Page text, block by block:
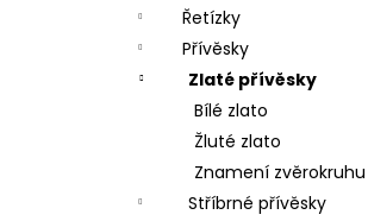
Řetízky
Přívěsky
Zlaté přívěsky
Bílé zlato
Žluté zlato
Znamení zvěrokruhu
Stříbrné přívěsky